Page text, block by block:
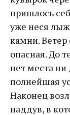
пришлось
уже неся
камни. Ветер
опасная. До
нет места
полнейшая
Наконец
наддув, в